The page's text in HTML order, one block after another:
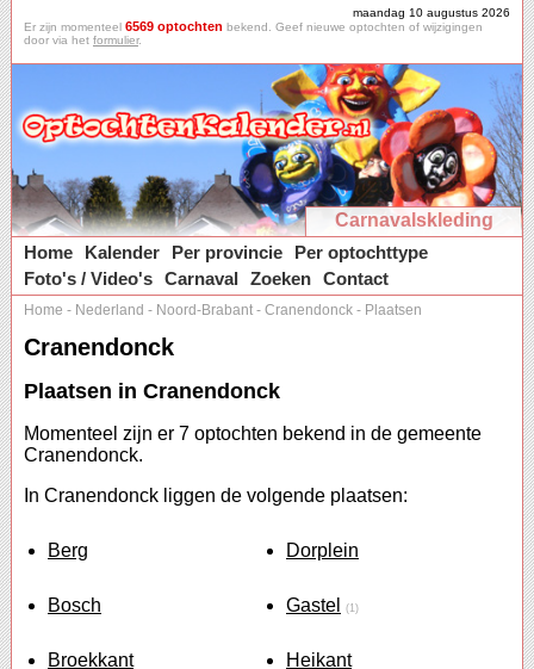
maandag 10 augustus 2026
Er zijn momenteel 6569 optochten bekend. Geef nieuwe optochten of wijzigingen
door via het formulier.
Carnavalskleding
Home
Kalender Per provincie
Per optochttype
Foto's / Video's Carnaval Zoeken Contact
Home - Nederland - Noord-Brabant - Cranendonck - Plaatsen
Cranendonck
Plaatsen in Cranendonck
Momenteel zijn er 7 optochten bekend in de gemeente
Cranendonck.
In Cranendonck liggen de volgende plaatsen:
Berg
Bosch
Broekkant
Dorplein
Gastel (1)
Heikant